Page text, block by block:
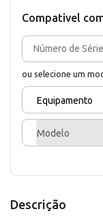
Compativel
ou selecione um
Equipamento
Modelo
Descrição